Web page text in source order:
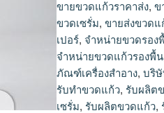
ขายขวดแก้วราคาส่ง,ข
ขวดเซรั่ม,ขายส่งขวดแ
เปอร์, จำหน่ายขวดรอง
จำหน่ายขวดแก้วรองพื้น
ภัณฑ์เครื่องสำอาง,บริ
รับทำขวดแก้ว, รับผลิต
เซรั่ม, รับผลิตขวดแก้ว,